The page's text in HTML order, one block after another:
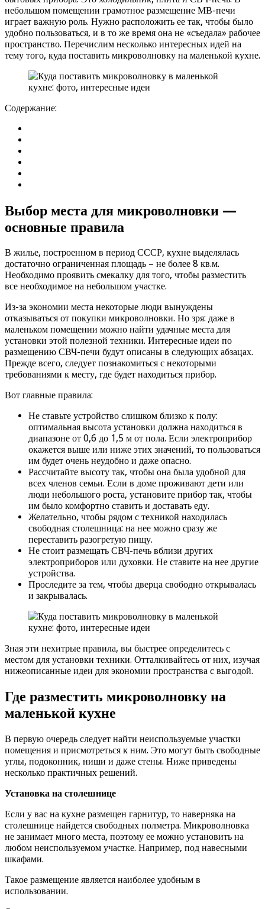
небольшом помещении грамотное размещение МВ-печи
играет важную роль. Нужно расположить ее так, чтобы было
удобно пользоваться, и в то же время она не «съедала» рабочее
пространство. Перечислим несколько интересных идей на
тему того, куда поставить микроволновку на маленькой кухне.
Содержание:
Выбор места для микроволновки —
основные правила
В жилье, построенном в период СССР, кухне выделялась
достаточно ограниченная площадь – не более 8 кв.м.
Необходимо проявить смекалку для того, чтобы разместить
все необходимое на небольшом участке.
Из-за экономии места некоторые люди вынуждены
отказываться от покупки микроволновки. Но зря: даже в
маленьком помещении можно найти удачные места для
установки этой полезной техники. Интересные идеи по
размещению СВЧ-печи будут описаны в следующих абзацах.
Прежде всего, следует познакомиться с некоторыми
требованиями к месту, где будет находиться прибор.
Вот главные правила:
Не ставьте устройство слишком близко к полу:
оптимальная высота установки должна находиться в
диапазоне от 0,6 до 1,5 м от пола. Если электроприбор
окажется выше или ниже этих значений, то пользоваться
им будет очень неудобно и даже опасно.
Рассчитайте высоту так, чтобы она была удобной для
всех членов семьи. Если в доме проживают дети или
люди небольшого роста, установите прибор так, чтобы
им было комфортно ставить и доставать еду.
Желательно, чтобы рядом с техникой находилась
свободная столешница: на нее можно сразу же
переставить разогретую пищу.
Не стоит размещать СВЧ-печь вблизи других
электроприборов или духовки. Не ставите на нее другие
устройства.
Проследите за тем, чтобы дверца свободно открывалась
и закрывалась.
Зная эти нехитрые правила, вы быстрее определитесь с
местом для установки техники. Отталкивайтесь от них, изучая
нижеописанные идеи для экономии пространства с выгодой.
Где разместить микроволновку на
маленькой кухне
В первую очередь следует найти неиспользуемые участки
помещения и присмотреться к ним. Это могут быть свободные
углы, подоконник, ниши и даже стены. Ниже приведены
несколько практичных решений.
Установка на столешнице
Если у вас на кухне размещен гарнитур, то наверняка на
столешнице найдется свободных полметра. Микроволновка
не занимает много места, поэтому ее можно установить на
любом неиспользуемом участке. Например, под навесными
шкафами.
Такое размещение является наиболее удобным в
использовании.